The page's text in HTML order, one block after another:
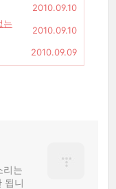
2010.09.10
는
2010.09.10
2010.09.09
리는
됩니